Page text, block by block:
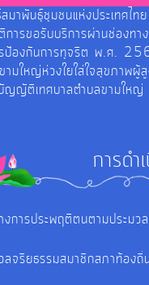
มาพันธุ์ชุมชนแห่งประเทศไทย
การขอรับบริการผ่านช่อ
ป้องกันการทุจริต พ.ศ.
ามใหญ่ห่วงใยใส่ใจสุขภาพ
ศบัญญัติเทศบาลตำบลขามใ
การด
งการประพฤติตนตามประม
ลจริยธรรมสมาชิกสภาท้องถิ่